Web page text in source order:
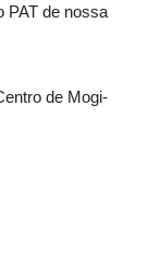
PAT de nossa
de Mogi-